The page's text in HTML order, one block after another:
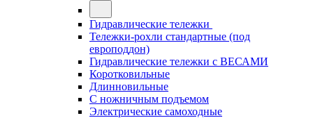
Гидравлические тележки
Тележки-рохли стандартные (под
европоддон)
Гидравлические тележки с ВЕСАМИ
Коротковильные
Длинновильные
С ножничным подъемом
Электрические самоходные